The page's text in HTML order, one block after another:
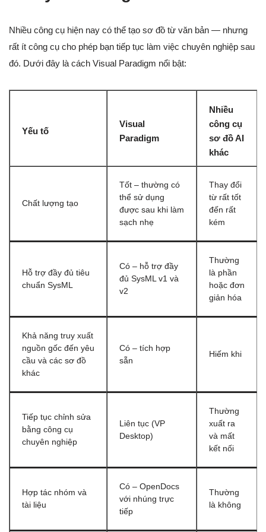
Nhiều công cụ hiện nay có thể tạo sơ đồ từ văn bản — nhưng
rất ít công cụ cho phép bạn tiếp tục làm việc chuyên nghiệp sau
đó. Dưới đây là cách Visual Paradigm nổi bật:
Yếu tố
Visual
Paradigm
Nhiều
công cụ
sơ đồ AI
khác
Chất lượng tạo
Tốt – thường có
thể sử dụng
được sau khi làm
sạch nhẹ
Thay đổi
từ rất tốt
đến rất
kém
Hỗ trợ đầy đủ tiêu
chuẩn SysML
Có – hỗ trợ đầy
đủ SysML v1 và
v2
Thường
là phần
hoặc đơn
giản hóa
Khả năng truy xuất
nguồn gốc đến yêu
cầu và các sơ đồ
khác
Có – tích hợp
sẵn
Hiếm khi
Tiếp tục chỉnh sửa
bằng công cụ
chuyên nghiệp
Liên tục (VP
Desktop)
Thường
xuất ra
và mất
kết nối
Hợp tác nhóm và
tài liệu
Có – OpenDocs
với nhúng trực
tiếp
Thường
là không